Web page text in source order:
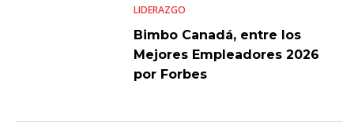
LIDERAZGO
Bimbo Canadá, entre los
Mejores Empleadores 2026
por Forbes